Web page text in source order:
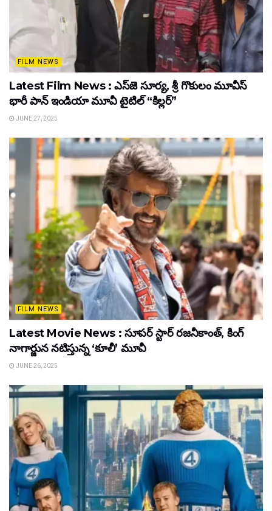
FILM NEWS
Latest Film News : ఎస్‌జె సూర్య, శ్రీ గొకులం మూవీస్‌
భారీ పాన్‌ ఇండియా మూవీ టైటిల్ “కిల్లర్”
JUNE 27, 2025
FILM NEWS
Latest Movie News : సూపర్ స్టార్ రజనీకాంత్, కింగ్
నాగార్జున నటిస్తున్న ‘కూలీ’ మూవీ
JUNE 26, 2025